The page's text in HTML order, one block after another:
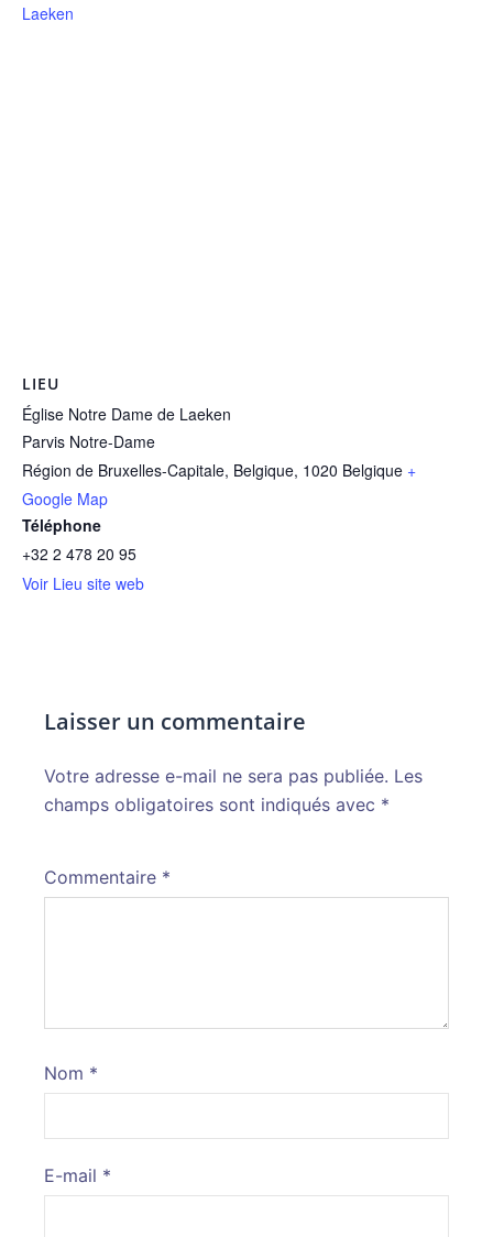
Laeken
LIEU
Église Notre Dame de Laeken
Parvis Notre-Dame
Région de Bruxelles-Capitale, Belgique, 1020 Belgique +
Google Map
Téléphone
+32 2 478 20 95
Voir Lieu site web
Laisser un commentaire
Votre adresse e-mail ne sera pas publiée. Les
champs obligatoires sont indiqués avec *
Commentaire *
Nom *
E-mail *
Alternative: